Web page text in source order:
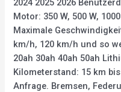
2024 2025 2026
Motor: 350 W, 500 W,
Maximale
km/h, 120 km/h und so
20ah 30ah 40ah 50ah
Kilometerstand: 15 km
Anfrage. Bremsen,